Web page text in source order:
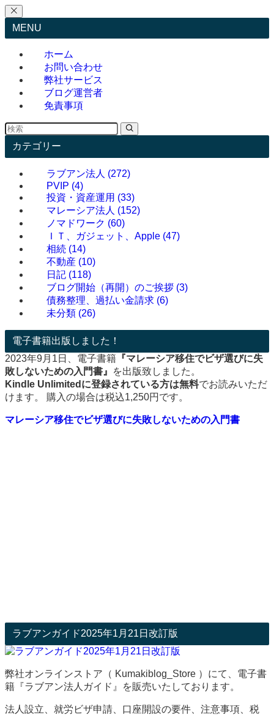
MENU
ホーム
お問い合わせ
弊社サービス
ブログ運営者
免責事項
カテゴリー
ラブアン法人 (272)
PVIP (4)
投資・資産運用 (33)
マレーシア法人 (152)
ノマドワーク (60)
ＩＴ、ガジェット、Apple (47)
相続 (14)
不動産 (10)
日記 (118)
ブログ開始（再開）のご挨拶 (3)
債務整理、過払い金請求 (6)
未分類 (26)
電子書籍出版しました！
2023年9月1日、電子書籍 『マレーシア移住でビザ選びに失
敗しないための入門書』
を出版致しました。
Kindle Unlimitedに登録されている方は無料でお読みいただ
けます。 購入の場合は税込1,250円です。
マレーシア移住でビザ選びに失敗しないための入門書
ラブアンガイド2025年1月21日改訂版
弊社オンラインストア（ Kumakiblog_Store ）にて、電子書
籍『ラブアン法人ガイド』を販売いたしております。
法人設立、就労ビザ申請、口座開設の要件、注意事項、税